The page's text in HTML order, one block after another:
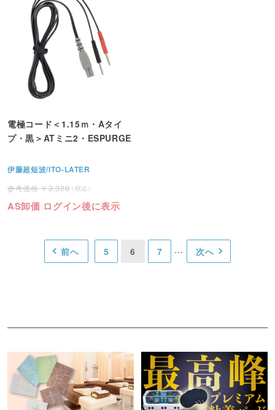
電極コード＜1.15ｍ・Aタイ
プ・黒＞ATミニ2・ESPURGE
伊藤超短波/ITO-LATER
3,300
AS卸価 ログイン後に表示
前へ 5 6 7 次へ